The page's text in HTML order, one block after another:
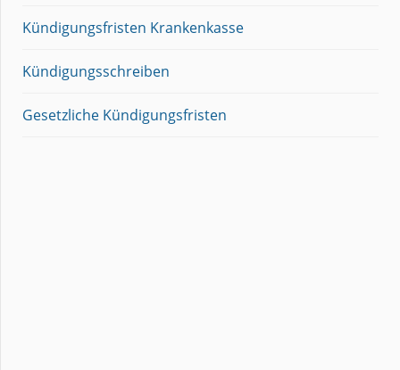
Kündigungsfristen Krankenkasse
Kündigungsschreiben
Gesetzliche Kündigungsfristen